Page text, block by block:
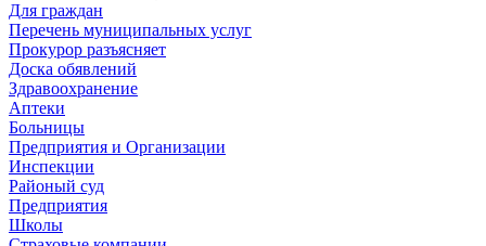
Для граждан
Перечень муниципальных услуг
Прокурор разъясняет
Доска обявлений
Здравоохранение
Аптеки
Больницы
Предприятия и Организации
Инспекции
Районый суд
Предприятия
Школы